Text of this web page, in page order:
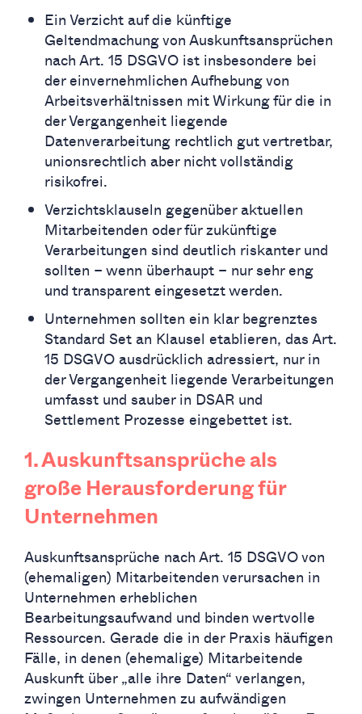
Ein Verzicht auf die künftige
Geltendmachung von Auskunftsansprüchen
nach Art. 15 DSGVO ist insbesondere bei
der einvernehmlichen Aufhebung von
Arbeitsverhältnissen mit Wirkung für die in
der Vergangenheit liegende
Datenverarbeitung rechtlich gut vertretbar,
unionsrechtlich aber nicht vollständig
risikofrei.
Verzichtsklauseln gegenüber aktuellen
Mitarbeitenden oder für zukünftige
Verarbeitungen sind deutlich riskanter und
sollten – wenn überhaupt – nur sehr eng
und transparent eingesetzt werden.
Unternehmen sollten ein klar begrenztes
Standard Set an Klausel etablieren, das Art.
15 DSGVO ausdrücklich adressiert, nur in
der Vergangenheit liegende Verarbeitungen
umfasst und sauber in DSAR und
Settlement Prozesse eingebettet ist.
1. Auskunftsansprüche als
große Herausforderung für
Unternehmen
Auskunftsansprüche nach Art. 15 DSGVO von
(ehemaligen) Mitarbeitenden verursachen in
Unternehmen erheblichen
Bearbeitungsaufwand und binden wertvolle
Ressourcen. Gerade die in der Praxis häufigen
Fälle, in denen (ehemalige) Mitarbeitende
Auskunft über „alle ihre Daten“ verlangen,
zwingen Unternehmen zu aufwändigen